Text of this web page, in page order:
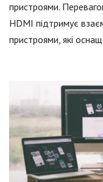
пристроями.
HDMI підтримує
пристроями, які